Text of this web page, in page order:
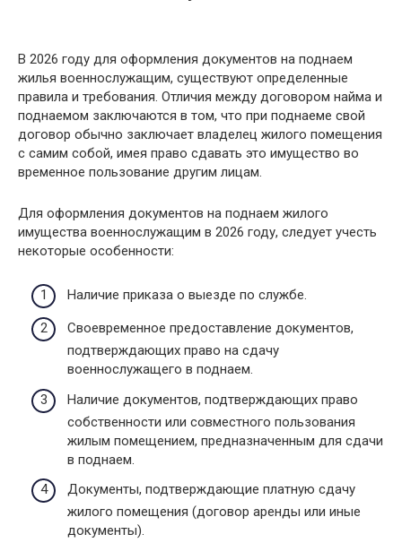
В 2026 году для оформления документов на поднаем
жилья военнослужащим, существуют определенные
правила и требования. Отличия между договором найма и
поднаемом заключаются в том, что при поднаеме свой
договор обычно заключает владелец жилого помещения
с самим собой, имея право сдавать это имущество во
временное пользование другим лицам.
Для оформления документов на поднаем жилого
имущества военнослужащим в 2026 году, следует учесть
некоторые особенности:
Наличие приказа о выезде по службе.
Своевременное предоставление документов,
подтверждающих право на сдачу
военнослужащего в поднаем.
Наличие документов, подтверждающих право
собственности или совместного пользования
жилым помещением, предназначенным для сдачи
в поднаем.
Документы, подтверждающие платную сдачу
жилого помещения (договор аренды или иные
документы).